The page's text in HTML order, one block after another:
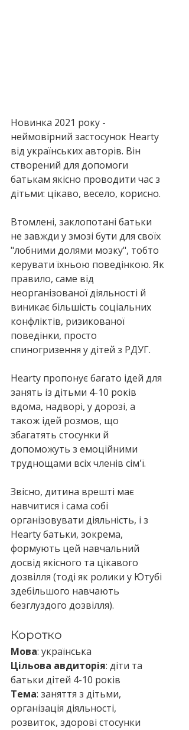
Новинка 2021 року -
неймовірний застосунок Hearty
від українських авторів. Він
створений для допомоги
батькам якісно проводити час з
дітьми: цікаво, весело, корисно.
Втомлені, заклопотані батьки
не завжди у змозі бути для своїх
"лобними долями мозку", тобто
керувати їхньою поведінкою. Як
правило, саме від
неорганізованої діяльності й
виникає більшість соціальних
конфліктів, ризикованої
поведінки, просто
спиногризення у дітей з РДУГ.
Hearty пропонує багато ідей для
занять із дітьми 4-10 років
вдома, надворі, у дорозі, а
також ідей розмов, що
збагатять стосунки й
допоможуть з емоційними
труднощами всіх членів сім'ї.
Звісно, дитина врешті має
навчитися і сама собі
організовувати діяльність, і з
Hearty батьки, зокрема,
формують цей навчальний
досвід якісного та цікавого
дозвілля (тоді як ролики у Ютубі
здебільшого навчають
безглуздого дозвілля).
Коротко
Мова: українська
Цільова авдиторія: діти та
батьки дітей 4-10 років
Тема: заняття з дітьми,
організація діяльності,
розвиток, здорові стосунки